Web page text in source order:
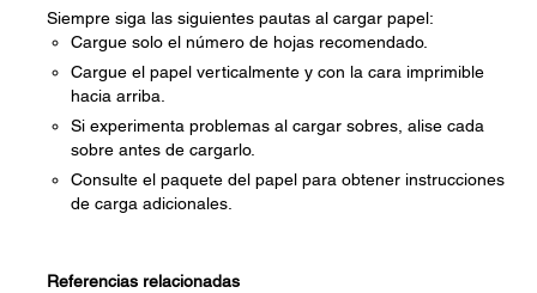
Siempre siga las siguientes pautas al cargar papel:
Cargue solo el número de hojas recomendado.
Cargue el papel verticalmente y con la cara imprimible
hacia arriba.
Si experimenta problemas al cargar sobres, alise cada
sobre antes de cargarlo.
Consulte el paquete del papel para obtener instrucciones
de carga adicionales.
Referencias relacionadas